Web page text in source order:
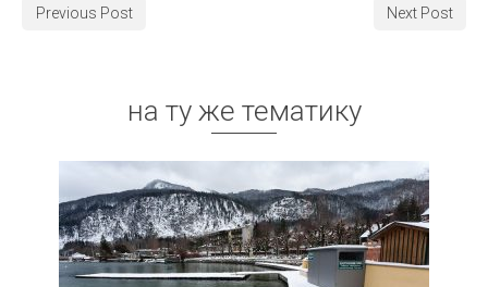
Previous Post Next Post
на ту же тематику